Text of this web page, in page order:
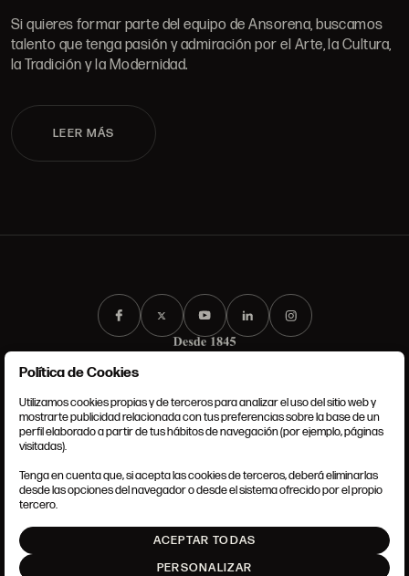
Si quieres formar parte del equipo de Ansorena, buscamos
talento que tenga pasión y admiración por el Arte, la Cultura,
la Tradición y la Modernidad.
LEER MÁS
CONDICIONES GENERALES
POLÍTICA DE COOKIES
AJUSTE DE COOKIES
Política de Cookies
Utilizamos cookies propias y de terceros para analizar el uso del sitio web y
mostrarte publicidad relacionada con tus preferencias sobre la base de un
perfil elaborado a partir de tus hábitos de navegación (por ejemplo, páginas
visitadas).
Tenga en cuenta que, si acepta las cookies de terceros, deberá eliminarlas
desde las opciones del navegador o desde el sistema ofrecido por el propio
tercero.
ACEPTAR TODAS
PERSONALIZAR